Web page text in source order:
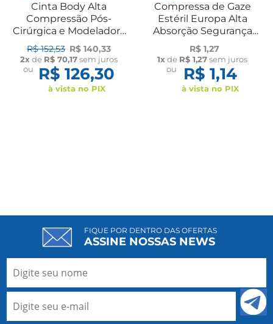
Cinta Body Alta
Compressão Pós-
Cirúrgica e Modeladora
com Colchetes Frontais
e Sutiã com Alças UN
60602 New Form
R$ 152,53 R$ 140,33
2xde R$ 70,17sem juros
ou
R$ 126,30
à vista no PIX
Compressa de Gaze
Estéril Europa Alta
Absorção Segurança
para Curativos
R$ 1,27
1xde R$ 1,27sem juros
ou
R$ 1,14
à vista no PIX
FIQUE POR DENTRO DAS OFERTAS
ASSINE NOSSAS NEWS